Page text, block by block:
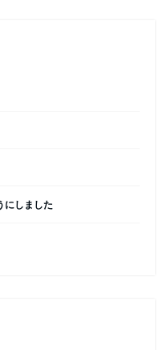
にしました